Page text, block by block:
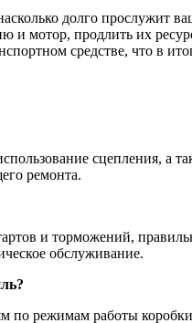
долго прослужит
и мотор, продлить их
средстве, что в
сцепления, а
ремонта.
и торможений,
обслуживание.
режимам работы